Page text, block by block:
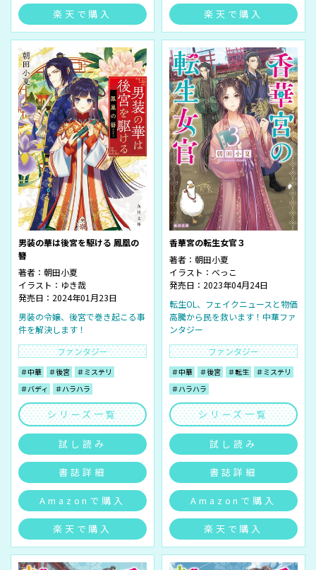
楽天で購入 楽天で購入
男装の華は後宮を駆ける 鳳凰の
簪
著者： 朝田小夏
イラスト： ゆき哉
発売日：2024年01月23日
男装の令嬢、後宮で巻き起こる事
件を解決します！
ファンタジー
＃中華 ＃後宮
＃ミステリ
＃バディ
＃ハラハラ
シリーズ一覧
試し読み
書誌詳細
Amazonで購入
楽天で購入
香華宮の転生女官３
著者： 朝田小夏
イラスト： べっこ
発売日：2023年04月24日
転生OL、フェイクニュースと物価
高騰から民を救います！中華ファ
ンタジー
ファンタジー
＃中華 ＃後宮 ＃転生
＃ミステリ
＃ハラハラ
シリーズ一覧
試し読み
書誌詳細
Amazonで購入
楽天で購入